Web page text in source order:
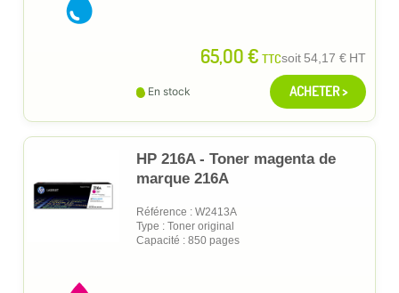
65,00 € TTCsoit 54,17 € HT
En stock ACHETER >
HP 216A - Toner magenta de
marque 216A
Référence : W2413A
Type : Toner original
Capacité : 850 pages